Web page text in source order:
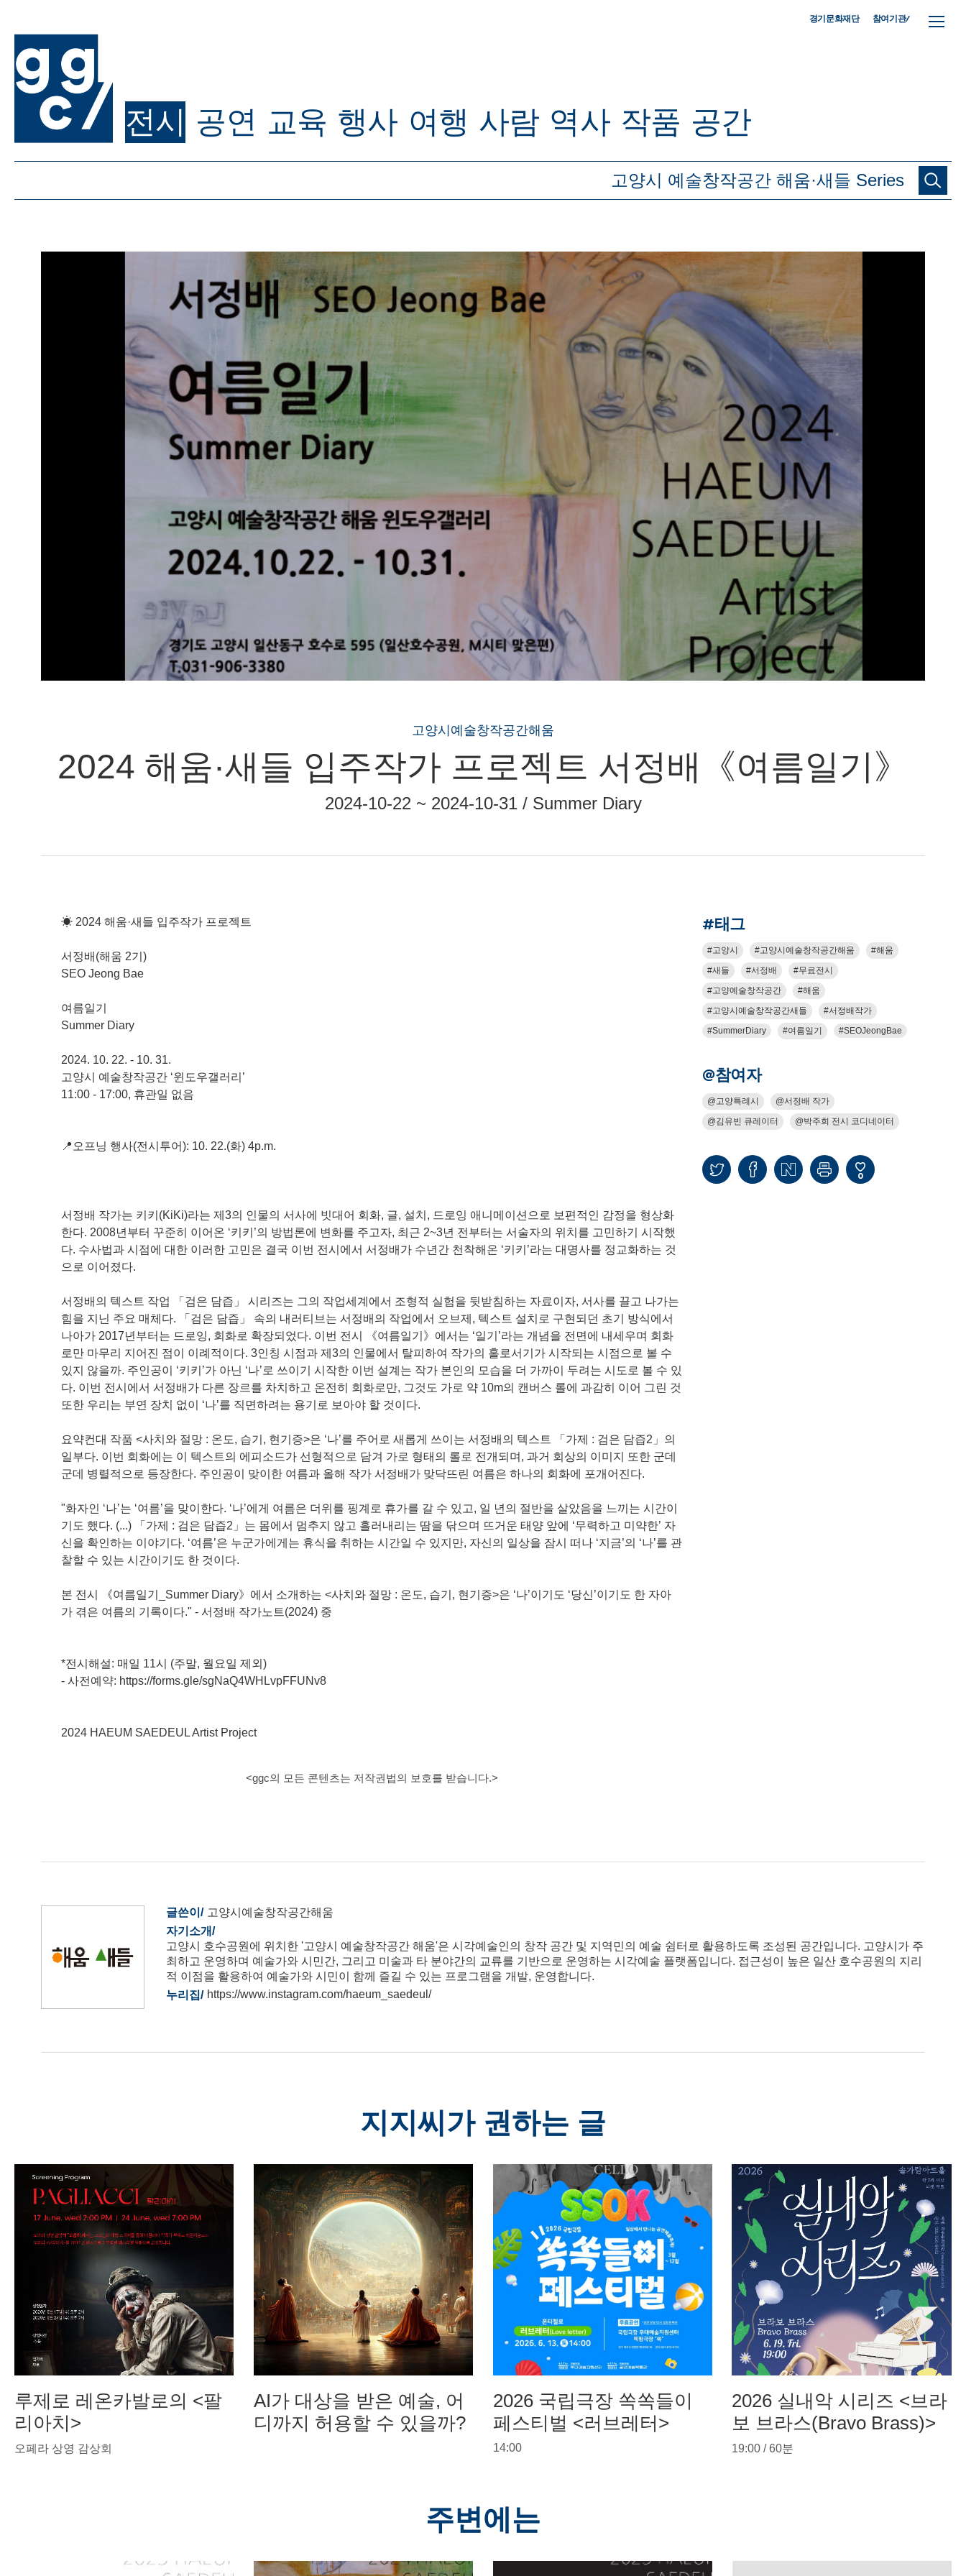
경기문화재단 참여기관/
전시 공연 교육 행사 여행 사람 역사 작품 공간
고양시예술창작공간해움
2024 해움·새들 입주작가 프로젝트 서정배《여름일기》
2024-10-22 ~ 2024-10-31 / Summer Diary
☀ 2024 해움·새들 입주작가 프로젝트
서정배(해움 2기)
SEO Jeong Bae
여름일기
Summer Diary
2024. 10. 22. - 10. 31.
고양시 예술창작공간 ‘윈도우갤러리’
11:00 - 17:00, 휴관일 없음
📍오프닝 행사(전시투어): 10. 22.(화) 4p.m.
서정배 작가는 키키(KiKi)라는 제3의 인물의 서사에 빗대어 회화, 글, 설치, 드로잉 애니메이션으로 보편적인 감정을 형상화
한다. 2008년부터 꾸준히 이어온 ‘키키’의 방법론에 변화를 주고자, 최근 2~3년 전부터는 서술자의 위치를 고민하기 시작했
다. 수사법과 시점에 대한 이러한 고민은 결국 이번 전시에서 서정배가 수년간 천착해온 ‘키키’라는 대명사를 정교화하는 것
으로 이어졌다.
서정배의 텍스트 작업 「검은 담즙」 시리즈는 그의 작업세계에서 조형적 실험을 뒷받침하는 자료이자, 서사를 끌고 나가는
힘을 지닌 주요 매체다. 「검은 담즙」 속의 내러티브는 서정배의 작업에서 오브제, 텍스트 설치로 구현되던 초기 방식에서
나아가 2017년부터는 드로잉, 회화로 확장되었다. 이번 전시 《여름일기》에서는 ‘일기’라는 개념을 전면에 내세우며 회화
로만 마무리 지어진 점이 이례적이다. 3인칭 시점과 제3의 인물에서 탈피하여 작가의 홀로서기가 시작되는 시점으로 볼 수
있지 않을까. 주인공이 ‘키키’가 아닌 ‘나’로 쓰이기 시작한 이번 설계는 작가 본인의 모습을 더 가까이 두려는 시도로 볼 수 있
다. 이번 전시에서 서정배가 다른 장르를 차치하고 온전히 회화로만, 그것도 가로 약 10m의 캔버스 롤에 과감히 이어 그린 것
또한 우리는 부연 장치 없이 ‘나’를 직면하려는 용기로 보아야 할 것이다.
요약컨대 작품 <사치와 절망 : 온도, 습기, 현기증>은 ‘나’를 주어로 새롭게 쓰이는 서정배의 텍스트 「가제 : 검은 담즙2」의
일부다. 이번 회화에는 이 텍스트의 에피소드가 선형적으로 담겨 가로 형태의 롤로 전개되며, 과거 회상의 이미지 또한 군데
군데 병렬적으로 등장한다. 주인공이 맞이한 여름과 올해 작가 서정배가 맞닥뜨린 여름은 하나의 회화에 포개어진다.
"화자인 ‘나’는 ‘여름’을 맞이한다. ‘나’에게 여름은 더위를 핑계로 휴가를 갈 수 있고, 일 년의 절반을 살았음을 느끼는 시간이
기도 했다. (...) 「가제 : 검은 담즙2」는 몸에서 멈추지 않고 흘러내리는 땀을 닦으며 뜨거운 태양 앞에 ‘무력하고 미약한’ 자
신을 확인하는 이야기다. ‘여름’은 누군가에게는 휴식을 취하는 시간일 수 있지만, 자신의 일상을 잠시 떠나 ‘지금’의 ‘나’를 관
찰할 수 있는 시간이기도 한 것이다.
본 전시 《여름일기_Summer Diary》에서 소개하는 <사치와 절망 : 온도, 습기, 현기증>은 ‘나’이기도 ‘당신’이기도 한 자아
가 겪은 여름의 기록이다." - 서정배 작가노트(2024) 중
*전시해설: 매일 11시 (주말, 월요일 제외)
- 사전예약: https://forms.gle/sgNaQ4WHLvpFFUNv8
2024 HAEUM SAEDEUL Artist Project
<ggc의 모든 콘텐츠는 저작권법의 보호를 받습니다.>
#태그
고양시 고양시예술창작공간해움
해움
새들
서정배
무료전시
고양예술창작공간
해움
고양시예술창작공간새들
서정배작가
SummerDiary
여름일기 SEOJeongBae
@참여자
고양특례시
서정배 작가
김유빈 큐레이터
박주희 전시 코디네이터
0
글쓴이
고양시예술창작공간해움
자기소개
고양시 호수공원에 위치한 '고양시 예술창작공간 해움'은 시각예술인의 창작 공간 및 지역민의 예술 쉼터로 활용하도록 조성된 공간입니다. 고양시가 주
최하고 운영하며 예술가와 시민간, 그리고 미술과 타 분야간의 교류를 기반으로 운영하는 시각예술 플랫폼입니다. 접근성이 높은 일산 호수공원의 지리
적 이점을 활용하여 예술가와 시민이 함께 즐길 수 있는 프로그램을 개발, 운영합니다.
누리집
https://www.instagram.com/haeum_saedeul/
지지씨가 권하는 글
루제로 레온카발로의 <팔
리아치>
오페라 상영 감상회
AI가 대상을 받은 예술, 어
디까지 허용할 수 있을까?
2026 국립극장 쏙쏙들이
페스티벌 <러브레터>
14:00
2026 실내악 시리즈 <브라
보 브라스(Bravo Brass)>
19:00 / 60분
주변에는